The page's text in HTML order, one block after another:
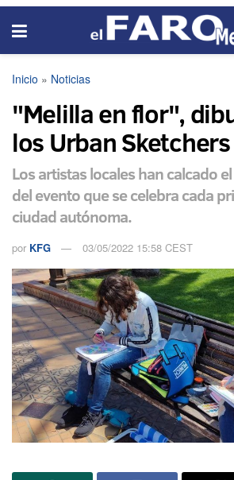
Inicio » Noticias
"Melilla en flor",
los Urban Sketchers
Los artistas locales han calcado
del evento que se celebra cada
ciudad autónoma.
por KFG 03/05/2022 15:58 CEST